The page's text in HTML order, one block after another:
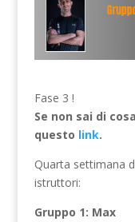
Fase 3 !
Se non sai di
questo link.
Quarta settimana
istruttori:
Gruppo 1: Max